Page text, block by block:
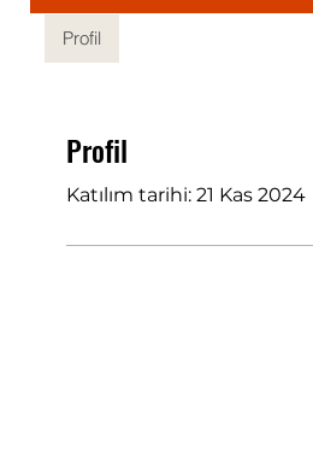
Profil
Katılım tarihi: 21 Kas 2024
Profil